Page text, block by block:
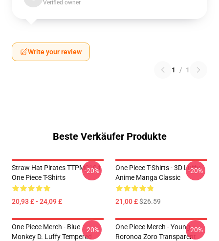
Verified owner
Write your review
1 / 1
Beste Verkäufer Produkte
Straw Hat Pirates TTPM0104
One Piece T-Shirts
20,93 £ - 24,09 £
-20%
One Piece T-Shirts - 3D Luffy
Anime Manga Classic
21,00 £$26.59
-20%
One Piece Merch - Blue
Monkey D. Luffy Tempered
-20%
One Piece Merch - Young
Roronoa Zoro Transparent
-20%